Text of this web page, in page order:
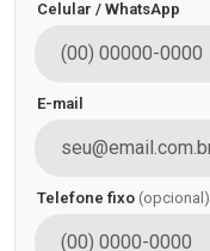
Celular / WhatsApp
E-mail
Telefone fixo (opcional)